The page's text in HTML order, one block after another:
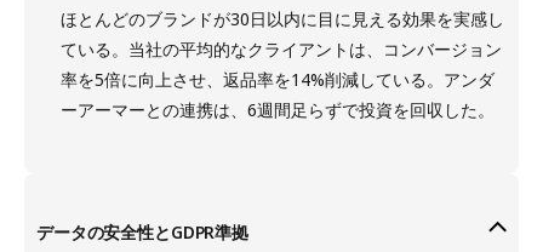
ほとんどのブランドが30日以内に目に見える効果を実感し
ている。当社の平均的なクライアントは、コンバージョン
率を5倍に向上させ、返品率を14%削減している。アンダ
ーアーマーとの連携は、6週間足らずで投資を回収した。
データの安全性とGDPR準拠